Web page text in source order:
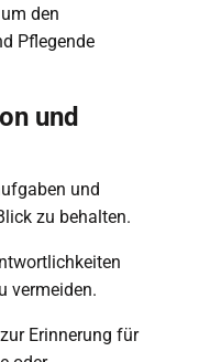
den
Pflegende
und
und
zu behalten.
vermeiden.
Erinnerung für